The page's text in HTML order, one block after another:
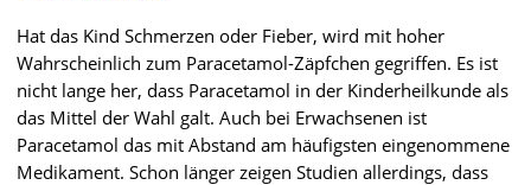
Hat das Kind Schmerzen oder Fieber, wird mit hoher
Wahrscheinlich zum Paracetamol-Zäpfchen gegriffen. Es ist
nicht lange her, dass Paracetamol in der Kinderheilkunde als
das Mittel der Wahl galt. Auch bei Erwachsenen ist
Paracetamol das mit Abstand am häufigsten eingenommene
Medikament. Schon länger zeigen Studien allerdings, dass